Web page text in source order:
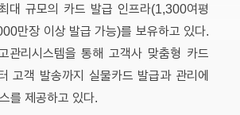
대 규모의 카드 발급 인프라(1,300여평
만장 이상 발급 가능)를 보유하고 있다.
관리시스템을 통해 고객사 맞춤형 카드
고객 발송까지 실물카드 발급과 관리에
를 제공하고 있다.